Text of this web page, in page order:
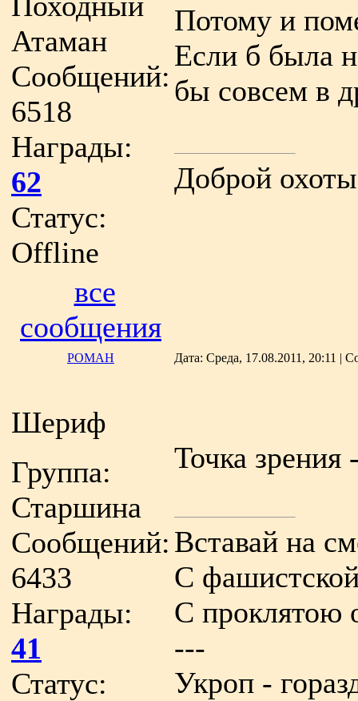
Атаман
Сообщений:
6518
Награды:
62
Статус:
Offline
Потому и
Если б была
бы совсем в
Доброй
все
сообщения
РОМАН Дата: Среда, 17.08.2011, 20:11 |
Шериф
Группа:
Старшина
Сообщений:
6433
Награды:
41
Статус:
Точка зрения
Вставай на
С
С проклятою
---
Укроп -